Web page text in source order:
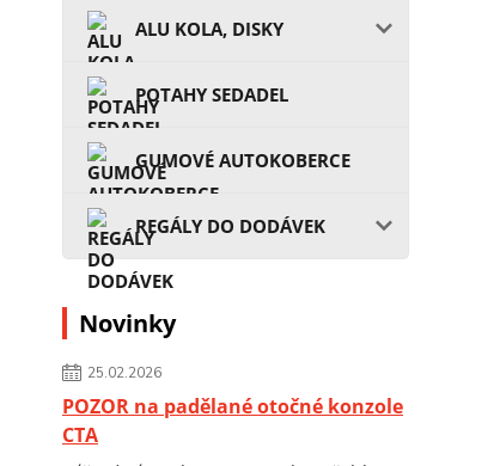
ALU KOLA, DISKY
POTAHY SEDADEL
GUMOVÉ AUTOKOBERCE
REGÁLY DO DODÁVEK
Novinky
25.02.2026
POZOR na padělané otočné konzole
CTA